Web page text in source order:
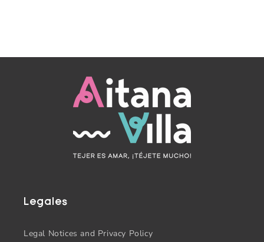
Legales
Legal Notices and Privacy Policy